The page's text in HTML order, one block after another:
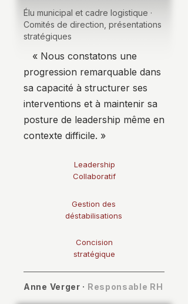
Élu municipal et cadre logistique ·
Comités de direction, présentations
stratégiques
« Nous constatons une
progression remarquable dans
sa capacité à structurer ses
interventions et à maintenir sa
posture de leadership même en
contexte difficile. »
Leadership
Collaboratif
Gestion des
déstabilisations
Concision
stratégique
Anne Verger · Responsable RH